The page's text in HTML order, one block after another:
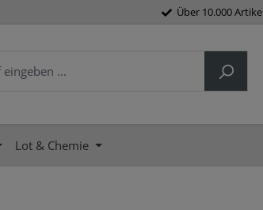
Über 10.000 Artikel
Lot & Chemie